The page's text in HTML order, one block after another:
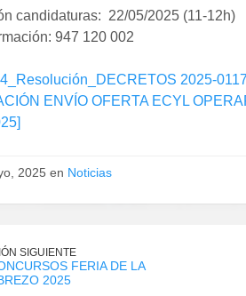
candidaturas: 22/05/2025 (11-12h)
947 120 002
2025-
ENVÍO OFERTA ECYL
2025 en Noticias
SIGUIENTE
FERIA DE LA
2025